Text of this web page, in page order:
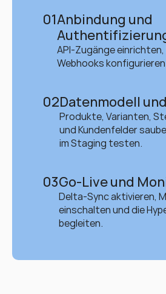
01Anbindung und
API-Zugänge
Webhooks
02Datenmodell
Produkte, Varianten,
und Kundenfelder
im Staging testen.
03Go-Live und
Delta-Sync aktivieren,
einschalten und die
begleiten.